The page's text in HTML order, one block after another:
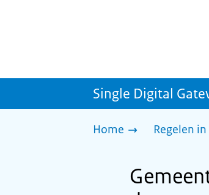
Single Digital
Home Regelen